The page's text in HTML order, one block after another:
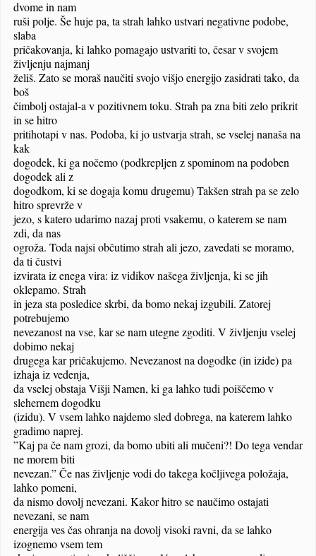
dvome in nam
ruši polje. Še huje pa, ta strah lahko ustvari negativne podobe,
slaba
pričakovanja, ki lahko pomagajo ustvariti to, česar v svojem
življenju najmanj
želiš. Zato se moraš naučiti svojo višjo energijo zasidrati tako, da
boš
čimbolj ostajal-a v pozitivnem toku. Strah pa zna biti zelo prikrit
in se hitro
pritihotapi v nas. Podoba, ki jo ustvarja strah, se vselej nanaša na
kak
dogodek, ki ga nočemo (podkrepljen z spominom na podoben
dogodek ali z
dogodkom, ki se dogaja komu drugemu) Takšen strah pa se zelo
hitro sprevrže v
jezo, s katero udarimo nazaj proti vsakemu, o katerem se nam
zdi, da nas
ogroža. Toda najsi občutimo strah ali jezo, zavedati se moramo,
da ti čustvi
izvirata iz enega vira: iz vidikov našega življenja, ki se jih
oklepamo. Strah
in jeza sta posledice skrbi, da bomo nekaj izgubili. Zatorej
potrebujemo
nevezanost na vse, kar se nam utegne zgoditi. V življenju vselej
dobimo nekaj
drugega kar pričakujemo. Nevezanost na dogodke (in izide) pa
izhaja iz vedenja,
da vselej obstaja Višji Namen, ki ga lahko tudi poiščemo v
slehernem dogodku
(izidu). V vsem lahko najdemo sled dobrega, na katerem lahko
gradimo naprej.
”Kaj pa če nam grozi, da bomo ubiti ali mučeni?! Do tega vendar
ne morem biti
nevezan.” Če nas življenje vodi do takega kočljivega položaja,
lahko pomeni,
da nismo dovolj nevezani. Kakor hitro se naučimo ostajati
nevezani, se nam
energija ves čas ohranja na dovolj visoki ravni, da se lahko
izognemo vsem tem